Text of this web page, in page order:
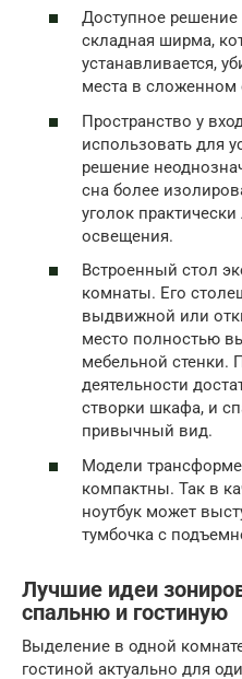
Доступное
складная ширма,
устанавливается,
места в сложенном
Пространство у
использовать для
решение
сна более
уголок
освещения.
Встроенный стол
комнаты. Его
выдвижной или
место полностью
мебельной стенки.
деятельности
створки шкафа, и
привычный вид.
Модели
компактны. Так в
ноутбук может
тумбочка с
Лучшие идеи
спальню и гостиную
Выделение в одной
гостиной актуально для